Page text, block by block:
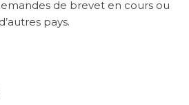
de brevet en cours ou
pays.